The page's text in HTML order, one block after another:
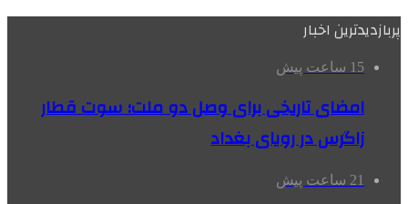
پربازدیدترین اخبار
15 ساعت پیش
امضای تاریخی برای وصل دو ملت؛ سوت قطار
زاگرس در رویای بغداد
21 ساعت پیش